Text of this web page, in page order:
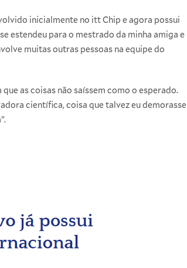
inicialmente no itt Chip e agora possui
estendeu para o mestrado da minha amiga e
muitas outras pessoas na equipe do
as coisas não saíssem como o esperado.
científica, coisa que talvez eu demorasse